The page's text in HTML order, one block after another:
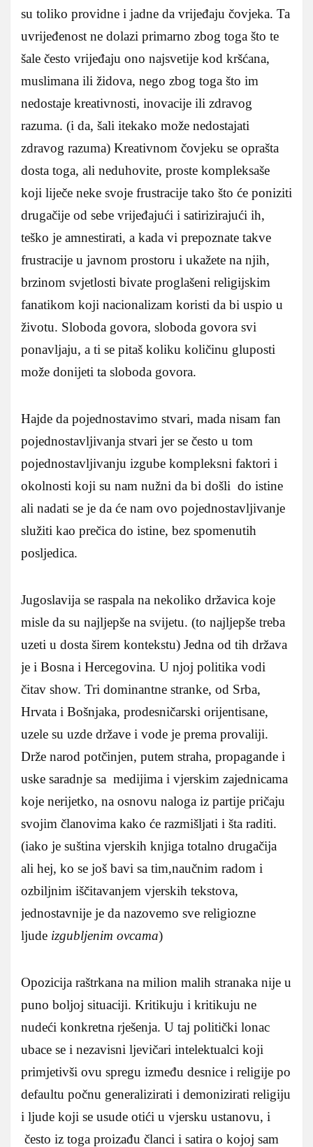
su toliko providne i jadne da vrijeđaju čovjeka. Ta
uvrijeđenost ne dolazi primarno zbog toga što te
šale često vrijeđaju ono najsvetije kod kršćana,
muslimana ili židova, nego zbog toga što im
nedostaje kreativnosti, inovacije ili zdravog
razuma. (i da, šali itekako može nedostajati
zdravog razuma) Kreativnom čovjeku se oprašta
dosta toga, ali neduhovite, proste kompleksaše
koji liječe neke svoje frustracije tako što će poniziti
drugačije od sebe vrijeđajući i satirizirajući ih,
teško je amnestirati, a kada vi prepoznate takve
frustracije u javnom prostoru i ukažete na njih,
brzinom svjetlosti bivate proglašeni religijskim
fanatikom koji nacionalizam koristi da bi uspio u
životu. Sloboda govora, sloboda govora svi
ponavljaju, a ti se pitaš koliku količinu gluposti
može donijeti ta sloboda govora.
Hajde da pojednostavimo stvari, mada nisam fan
pojednostavljivanja stvari jer se često u tom
pojednostavljivanju izgube kompleksni faktori i
okolnosti koji su nam nužni da bi došli do istine
ali nadati se je da će nam ovo pojednostavljivanje
služiti kao prečica do istine, bez spomenutih
posljedica.
Jugoslavija se raspala na nekoliko državica koje
misle da su najljepše na svijetu. (to najljepše treba
uzeti u dosta širem kontekstu) Jedna od tih država
je i Bosna i Hercegovina. U njoj politika vodi
čitav show. Tri dominantne stranke, od Srba,
Hrvata i Bošnjaka, prodesničarski orijentisane,
uzele su uzde države i vode je prema provaliji.
Drže narod potčinjen, putem straha, propagande i
uske saradnje sa medijima i vjerskim zajednicama
koje nerijetko, na osnovu naloga iz partije pričaju
svojim članovima kako će razmišljati i šta raditi.
(iako je suština vjerskih knjiga totalno drugačija
ali hej, ko se još bavi sa tim,naučnim radom i
ozbiljnim iščitavanjem vjerskih tekstova,
jednostavnije je da nazovemo sve religiozne
ljude izgubljenim ovcama)
Opozicija raštrkana na milion malih stranaka nije u
puno boljoj situaciji. Kritikuju i kritikuju ne
nudeći konkretna rješenja. U taj politički lonac
ubace se i nezavisni ljevičari intelektualci koji
primjetivši ovu spregu između desnice i religije po
defaultu počnu generalizirati i demonizirati religiju
i ljude koji se usude otići u vjersku ustanovu, i
često iz toga proizađu članci i satira o kojoj sam